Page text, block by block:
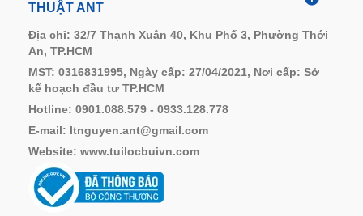
THUẬT ANT
Địa chỉ: 32/7 Thạnh Xuân 40, Khu Phố 3, Phường Thới
An, TP.HCM
MST: 0316831995, Ngày cấp: 27/04/2021, Nơi cấp: Sở
kế hoạch đầu tư TP.HCM
Hotline: 0901.088.579 - 0933.128.778
E-mail: ltnguyen.ant@gmail.com
Website: www.tuilocbuivn.com